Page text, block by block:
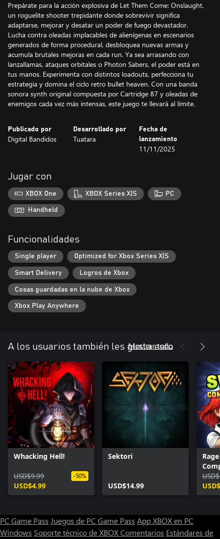
Prepárate para la acción explosiva de Let Them Come: Onslaught,
un roguelite shooter trepidante donde sobrevivir significa
adaptarse, mejorar y desatar un poder de fuego devastador.
Lucha contra oleadas implacables de alienígenas en escenarios
generados de forma procedural, desbloquea nuevas armas y
acumula brutales mejoras en cada run. Ya sea arrasando con
lanzallamas, ataques orbitales o Photon Sabers, el poder está en
tus manos. Experimenta con distintos loadouts, perfecciona tu
estrategia y domina el ciclo retro bullet heaven. Con una banda
sonora synth original compuesta por Cartridge 87 y oleadas de
enemigos cada vez más intensas, este juego te llevará al límite.
Publicado por
Digital Bandidos
Desarrollado por
Tuatara
Fecha de
lanzamiento
11/11/2025
Jugar con
XBOX One XBOX Series X|S PC
Handheld
Funcionalidades
Single player Optimized for Xbox Series X|S
Smart Delivery Logros de Xbox
Cosas guardadas en la nube de Xbox
Xbox Play Anywhere
A los usuarios también les gusta esto
Mostrar todo
Whacking Hell!
USD$9.99
USD$4.99
-50%
Sektori
USD$14.99
PC Game Pass Juegos de PC Game Pass App XBOX en PC
Windows Soporte técnico de XBOXComentarios Estándares de